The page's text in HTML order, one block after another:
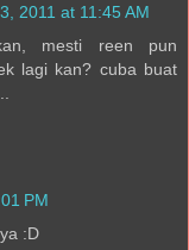
2011 at 11:45 AM
mesti reen pun
lagi kan? cuba buat
PM
:D